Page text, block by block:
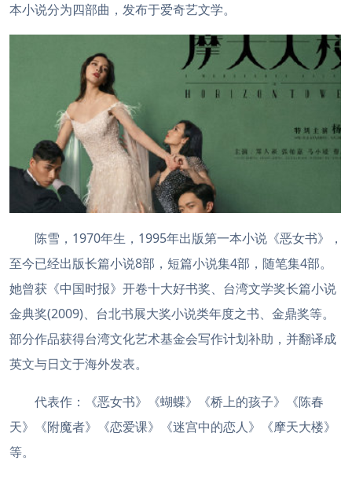
本小说分为四部曲，发布于爱奇艺文学。
陈雪，1970年生，1995年出版第一本小说《恶女书》，
至今已经出版长篇小说8部，短篇小说集4部，随笔集4部。
她曾获《中国时报》开卷十大好书奖、台湾文学奖长篇小说
金典奖(2009)、台北书展大奖小说类年度之书、金鼎奖等。
部分作品获得台湾文化艺术基金会写作计划补助，并翻译成
英文与日文于海外发表。
代表作：《恶女书》《蝴蝶》《桥上的孩子》《陈春
天》《附魔者》《恋爱课》《迷宫中的恋人》《摩天大楼》
等。